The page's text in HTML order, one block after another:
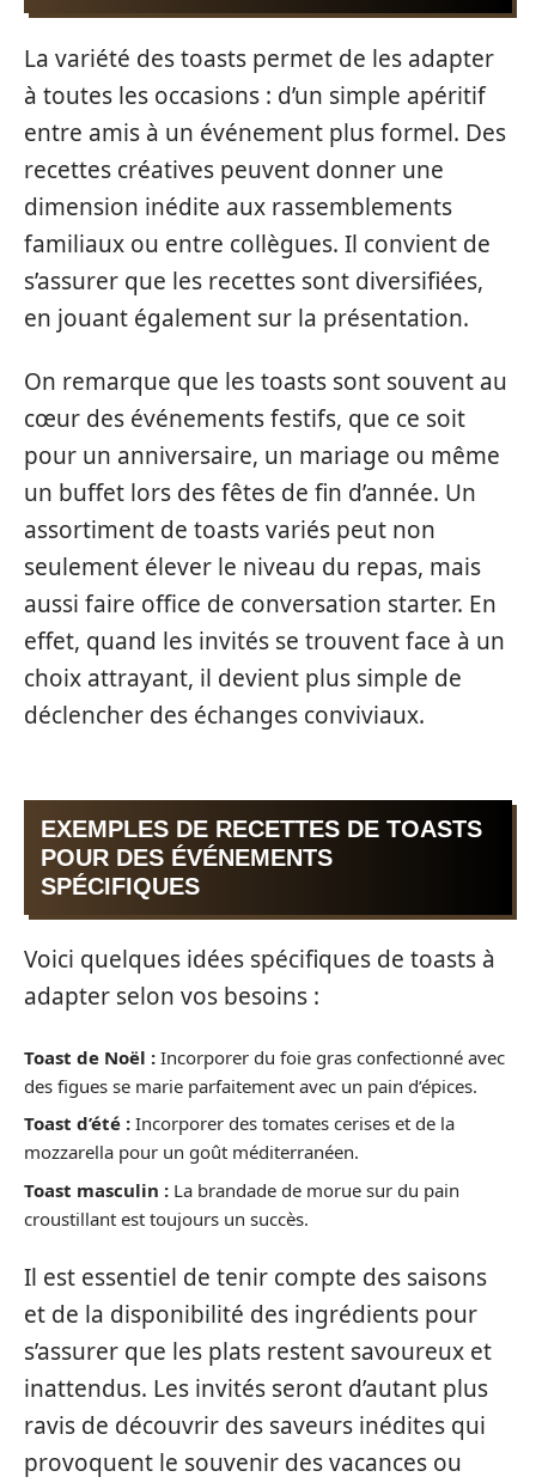
La variété des toasts permet de les adapter
à toutes les occasions : d’un simple apéritif
entre amis à un événement plus formel. Des
recettes créatives peuvent donner une
dimension inédite aux rassemblements
familiaux ou entre collègues. Il convient de
s’assurer que les recettes sont diversifiées,
en jouant également sur la présentation.
On remarque que les toasts sont souvent au
cœur des événements festifs, que ce soit
pour un anniversaire, un mariage ou même
un buffet lors des fêtes de fin d’année. Un
assortiment de toasts variés peut non
seulement élever le niveau du repas, mais
aussi faire office de conversation starter. En
effet, quand les invités se trouvent face à un
choix attrayant, il devient plus simple de
déclencher des échanges conviviaux.
EXEMPLES DE RECETTES DE TOASTS
POUR DES ÉVÉNEMENTS
SPÉCIFIQUES
Voici quelques idées spécifiques de toasts à
adapter selon vos besoins :
Toast de Noël : Incorporer du foie gras confectionné avec
des figues se marie parfaitement avec un pain d’épices.
Toast d’été : Incorporer des tomates cerises et de la
mozzarella pour un goût méditerranéen.
Toast masculin : La brandade de morue sur du pain
croustillant est toujours un succès.
Il est essentiel de tenir compte des saisons
et de la disponibilité des ingrédients pour
s’assurer que les plats restent savoureux et
inattendus. Les invités seront d’autant plus
ravis de découvrir des saveurs inédites qui
provoquent le souvenir des vacances ou